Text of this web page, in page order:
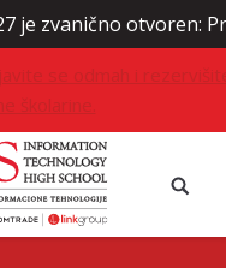
otvoren:
se odmah i
školarine.